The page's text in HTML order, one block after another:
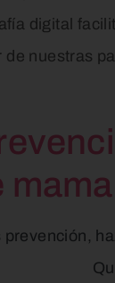
digital
de nuestras
prevención,